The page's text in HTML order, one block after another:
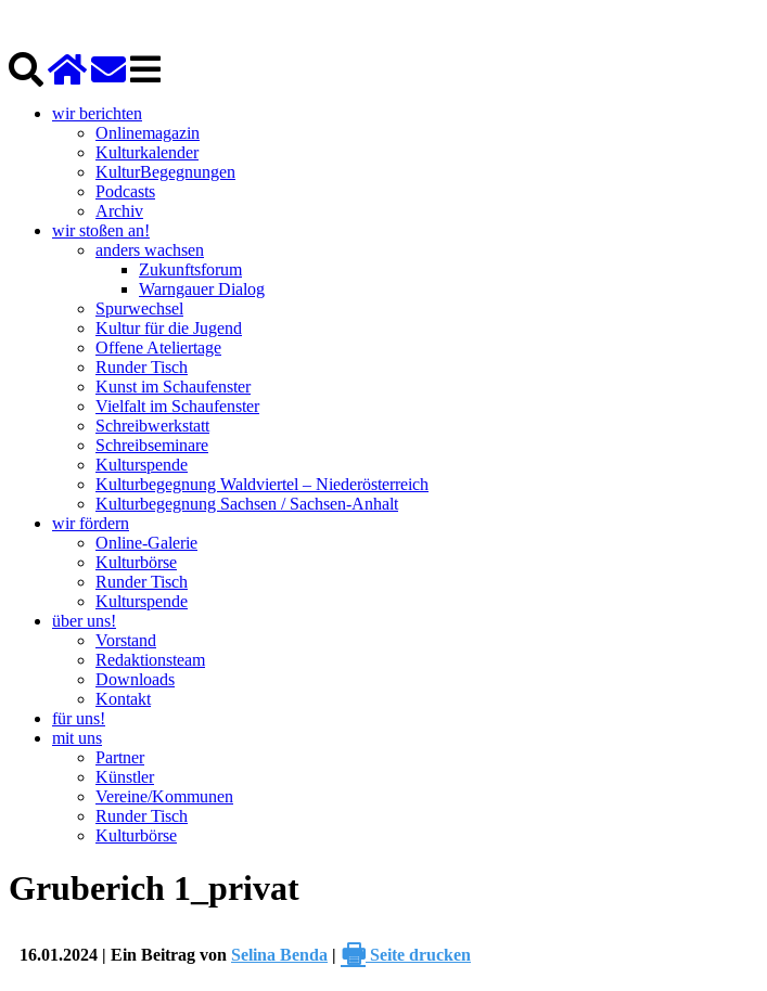
wir berichten
Onlinemagazin
Kulturkalender
KulturBegegnungen
Podcasts
Archiv
wir stoßen an!
anders wachsen
Zukunftsforum
Warngauer Dialog
Spurwechsel
Kultur für die Jugend
Offene Ateliertage
Runder Tisch
Kunst im Schaufenster
Vielfalt im Schaufenster
Schreibwerkstatt
Schreibseminare
Kulturspende
Kulturbegegnung Waldviertel – Niederösterreich
Kulturbegegnung Sachsen / Sachsen-Anhalt
wir fördern
Online-Galerie
Kulturbörse
Runder Tisch
Kulturspende
über uns!
Vorstand
Redaktionsteam
Downloads
Kontakt
für uns!
mit uns
Partner
Künstler
Vereine/Kommunen
Runder Tisch
Kulturbörse
Gruberich 1_privat
16.01.2024 | Ein Beitrag von Selina Benda | 🖶 Seite drucken